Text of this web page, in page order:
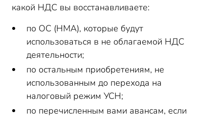
какой НДС вы восстанавливаете:
по ОС (НМА), которые будут
использоваться в не облагаемой НДС
деятельности;
по остальным приобретениям, не
использованным до перехода на
налоговый режим УСН;
по перечисленным вами авансам, если